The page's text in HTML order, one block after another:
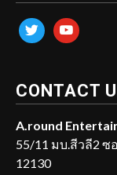
twitter youtube
CONTACT
A.round
55/11 มบ.สีวลี2 ซ
12130